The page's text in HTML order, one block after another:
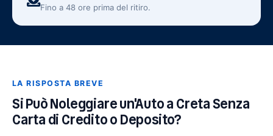
Fino a 48 ore prima del ritiro.
LA RISPOSTA BREVE
Si Può Noleggiare un'Auto a Creta Senza
Carta di Credito o Deposito?